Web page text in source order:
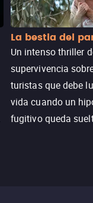
La bestia del
Un intenso thriller
supervivencia
turistas que debe
vida cuando un
fugitivo queda